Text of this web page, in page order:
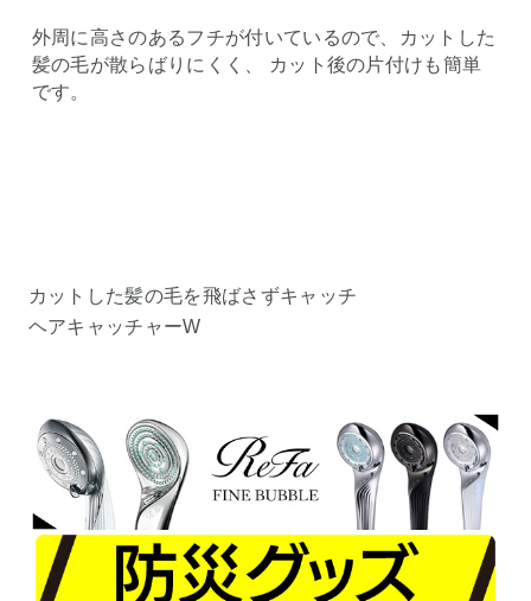
外周に高さのあるフチが付いているので、カットした
髪の毛が散らばりにくく、 カット後の片付けも簡単
です。
カットした髪の毛を飛ばさずキャッチ
ヘアキャッチャーW